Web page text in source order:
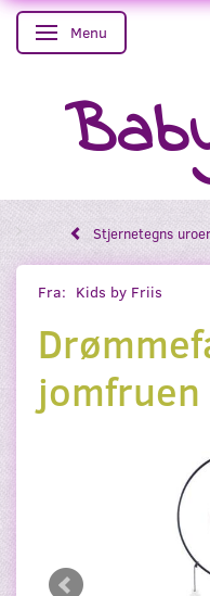
Skifte navigation
Menu
Stjernetegns uroer
Fra: Kids by Friis
jomfruen